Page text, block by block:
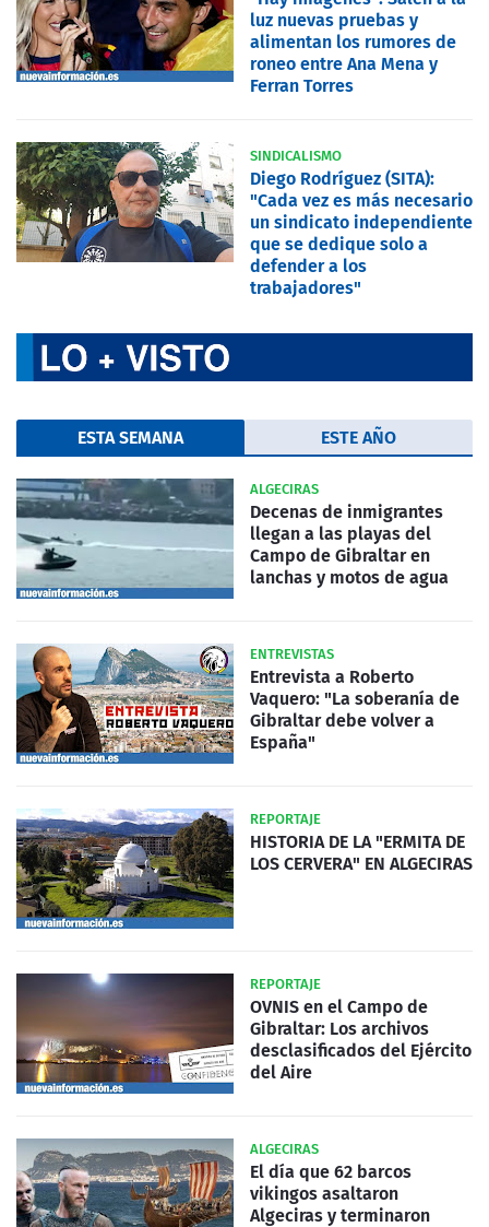
luz nuevas pruebas y
alimentan los rumores de
roneo entre Ana Mena y
Ferran Torres
SINDICALISMO
Diego Rodríguez (SITA):
"Cada vez es más necesario
un sindicato independiente
que se dedique solo a
defender a los
trabajadores"
ESTA SEMANA ESTE AÑO
ALGECIRAS
Decenas de inmigrantes
llegan a las playas del
Campo de Gibraltar en
lanchas y motos de agua
ENTREVISTAS
Entrevista a Roberto
Vaquero: "La soberanía de
Gibraltar debe volver a
España"
REPORTAJE
HISTORIA DE LA "ERMITA DE
LOS CERVERA" EN ALGECIRAS
REPORTAJE
OVNIS en el Campo de
Gibraltar: Los archivos
desclasificados del Ejército
del Aire
ALGECIRAS
El día que 62 barcos
vikingos asaltaron
Algeciras y terminaron